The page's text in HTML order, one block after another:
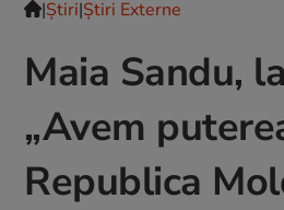
|Ştiri|Știri Externe
Maia Sandu,
„Avem
Republica